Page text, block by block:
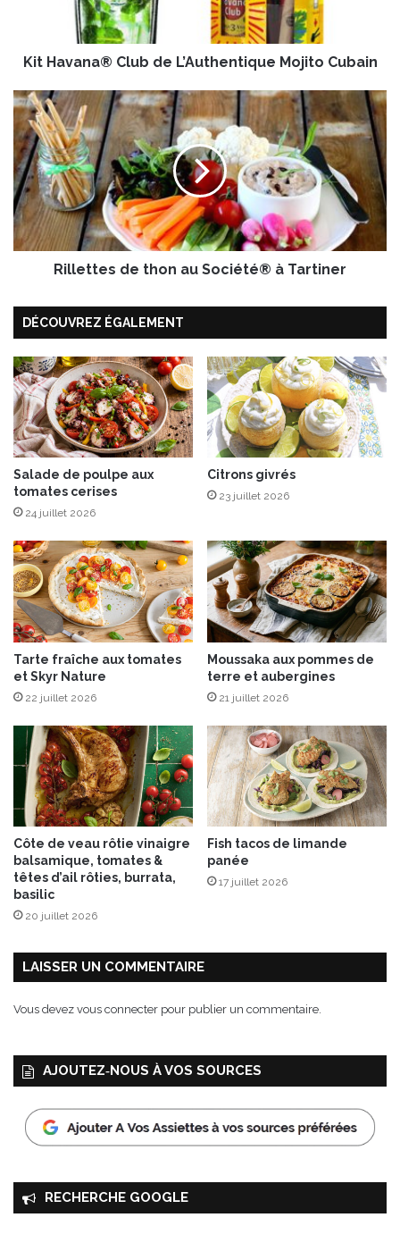
l
u
b
d
e
L
’
A
u
e
t
i
q
u
e
M
o
j
i
t
C
u
b
a
i
n
Kit Havana® Club de L’Authentique Mojito Cubain
R
i
l
e
t
t
e
s
t
n
a
u
S
o
c
i
é
t
®
à
T
a
r
t
n
e
Rillettes de thon au Société® à Tartiner
DÉCOUVREZ ÉGALEMENT
Salade de poulpe aux
tomates cerises
24 juillet 2026
Citrons givrés
23 juillet 2026
Tarte fraîche aux tomates
et Skyr Nature
22 juillet 2026
Moussaka aux pommes de
terre et aubergines
21 juillet 2026
Côte de veau rôtie vinaigre
balsamique, tomates &
têtes d’ail rôties, burrata,
basilic
20 juillet 2026
Fish tacos de limande
panée
17 juillet 2026
LAISSER UN COMMENTAIRE
Vous devez vous connecter pour publier un commentaire.
AJOUTEZ‑NOUS À VOS SOURCES
RECHERCHE GOOGLE